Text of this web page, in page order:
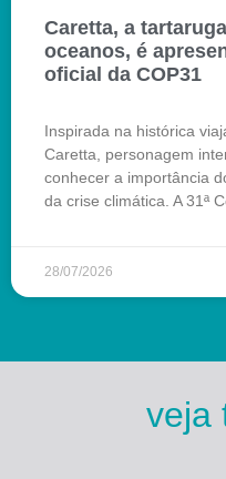
Caretta, a
oceanos, é
oficial da COP31
Inspirada na histórica
Caretta, personagem
conhecer a importância
da crise climática. A 31ª
28/07/2026
veja